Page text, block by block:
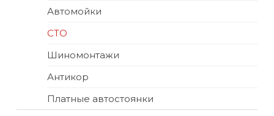
Автомойки
СТО
Шиномонтажи
Антикор
Платные автостоянки